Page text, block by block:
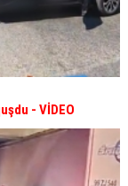
- VİDEO